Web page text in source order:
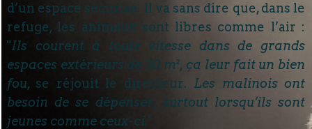
d’un espace sécurisé. Il va sans dire que, dans le
refuge, les animaux sont libres comme l’air :
"Ils courent à toute vitesse dans de grands
espaces extérieurs de 30 m², ça leur fait un bien
fou, se réjouit le directeur. Les malinois ont
besoin de se dépenser, surtout lorsqu’ils sont
jeunes comme ceux-ci."